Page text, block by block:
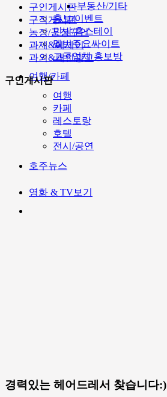
부동산/기타
홍보/이벤트
민박/홈스테이
멜번주요싸이트
고국업체 홍보방
여행/카페
여행
카페
레스토랑
호텔
전시/공연
호주뉴스
영화 & TV보기
구인게시판
구직게시판
농장/공장구인
과제&에세이
과외&개인광고
구인게시판
경력있는 헤어드레서 찾습니다:)